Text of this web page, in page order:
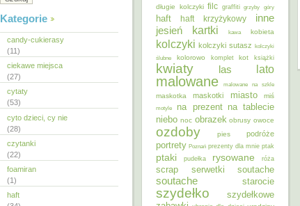
Kategorie
candy-cukierasy
(11)
ciekawe miejsca
(27)
cytaty
(53)
cyto dzieci, cy nie
(28)
czytanki
(22)
foamiran
(1)
haft
długie kolczyki filc graffiti grzyby góry
haft haft krzyżykowy inne
jesień kartki kawa kobieta
kolczyki kolczyki sutasz kolczyki
ślubne
kolorowo komplet kot książki
kwiaty las lato
malowane malowane na szkle
maskotka maskotki miasto miś
motyle na prezent na tablecie
niebo noc obrazek obrusy owoce
ozdoby pies podróże
portrety Poznań prezenty dla mnie ptak
ptaki pudełka rysowane róża
scrap serwetki soutache
soutache starocie
szydełko
szydełkowe